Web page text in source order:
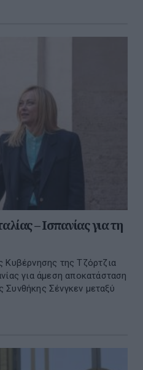
– Ισπανίας για τη
Κυβέρνησης της Τζόρτζια
για άμεση αποκατάσταση
Σένγκεν μεταξύ